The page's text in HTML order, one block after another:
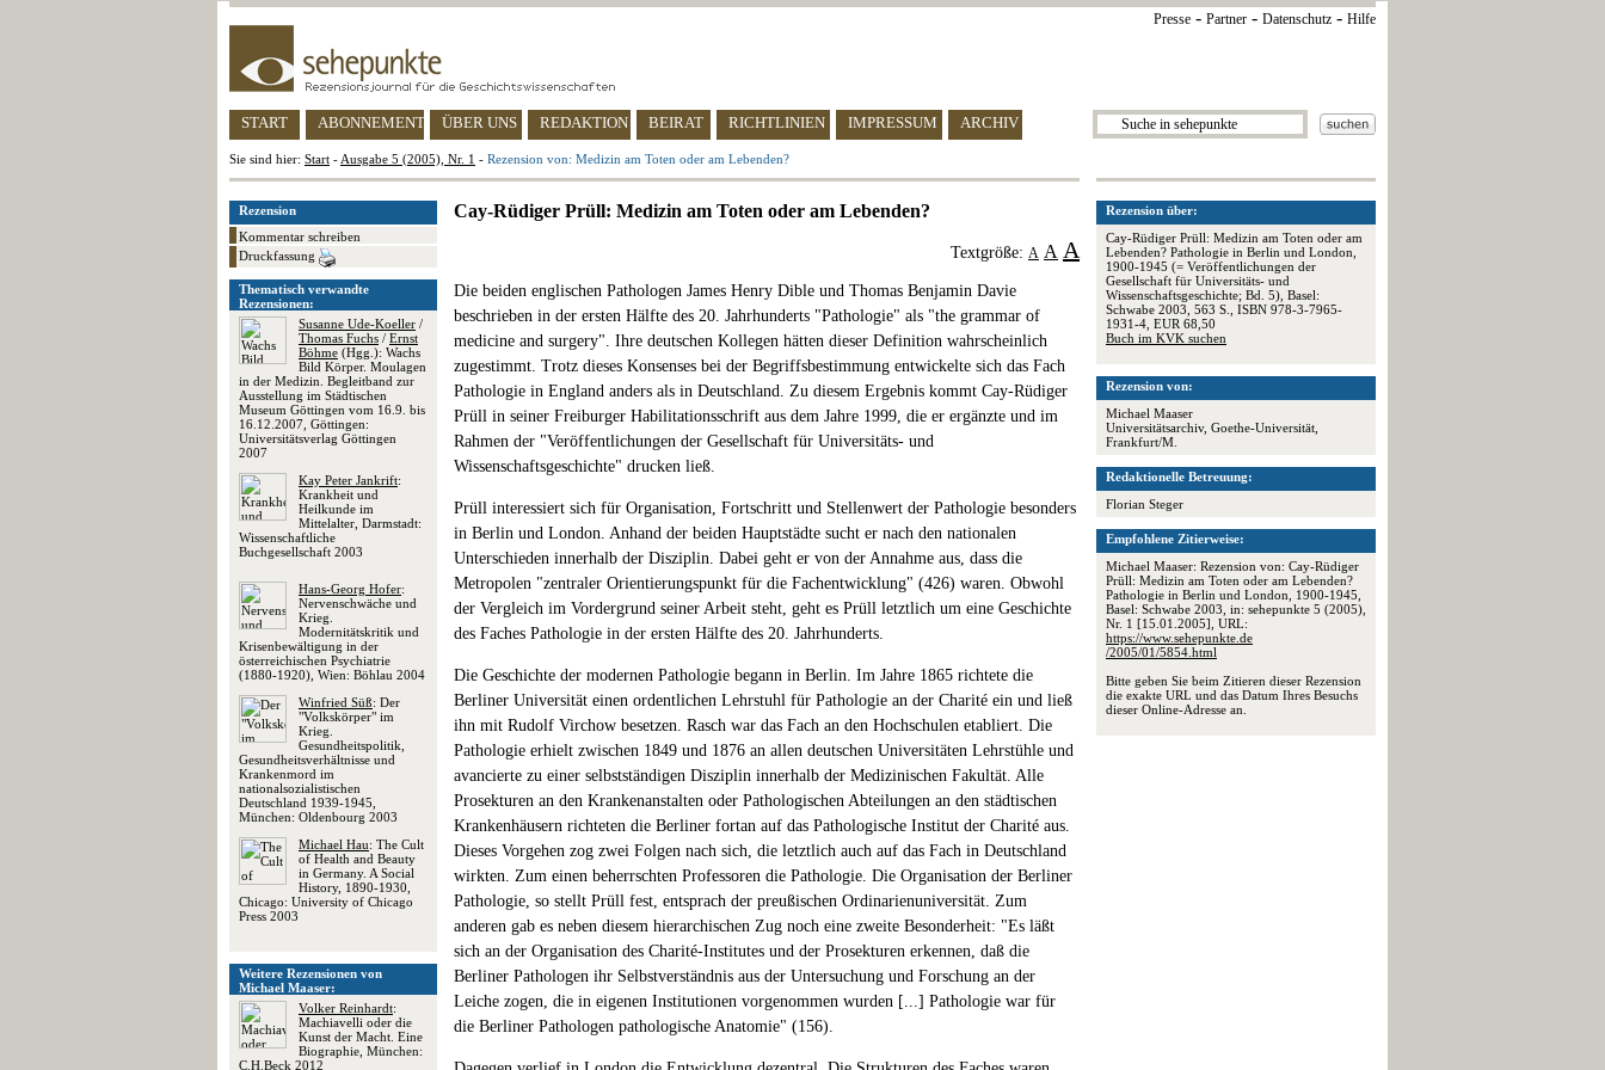
Presse - Partner - Datenschutz - Hilfe
START ABONNEMENT ÜBER UNS REDAKTION BEIRAT RICHTLINIEN IMPRESSUM ARCHIV
Sie sind hier: Start - Ausgabe 5 (2005), Nr. 1 - Rezension von: Medizin am Toten oder am Lebenden?
Rezension über:
Cay-Rüdiger Prüll: Medizin am Toten oder am
Lebenden? Pathologie in Berlin und London,
1900-1945 (= Veröffentlichungen der
Gesellschaft für Universitäts- und
Wissenschaftsgeschichte; Bd. 5), Basel:
Schwabe 2003, 563 S., ISBN 978-3-7965-
1931-4, EUR 68,50
Buch im KVK suchen
Rezension von:
Michael Maaser
Universitätsarchiv, Goethe-Universität,
Frankfurt/M.
Redaktionelle Betreuung:
Florian Steger
Empfohlene Zitierweise:
Michael Maaser: Rezension von: Cay-Rüdiger
Prüll: Medizin am Toten oder am Lebenden?
Pathologie in Berlin und London, 1900-1945,
Basel: Schwabe 2003, in: sehepunkte 5 (2005),
Nr. 1 [15.01.2005], URL:
https://www.sehepunkte.de
/2005/01/5854.html
Bitte geben Sie beim Zitieren dieser Rezension
die exakte URL und das Datum Ihres Besuchs
dieser Online-Adresse an.
Rezension
Kommentar schreiben
Druckfassung
Thematisch verwandte
Rezensionen:
Susanne Ude-Koeller /
Thomas Fuchs / Ernst
Böhme (Hgg.): Wachs
Bild Körper. Moulagen
in der Medizin. Begleitband zur
Ausstellung im Städtischen
Museum Göttingen vom 16.9. bis
16.12.2007, Göttingen:
Universitätsverlag Göttingen
2007
Kay Peter Jankrift:
Krankheit und
Heilkunde im
Mittelalter, Darmstadt:
Wissenschaftliche
Buchgesellschaft 2003
Hans-Georg Hofer:
Nervenschwäche und
Krieg.
Modernitätskritik und
Krisenbewältigung in der
österreichischen Psychiatrie
(1880-1920), Wien: Böhlau 2004
Winfried Süß: Der
"Volkskörper" im
Krieg.
Gesundheitspolitik,
Gesundheitsverhältnisse und
Krankenmord im
nationalsozialistischen
Deutschland 1939-1945,
München: Oldenbourg 2003
Michael Hau: The Cult
of Health and Beauty
in Germany. A Social
History, 1890-1930,
Chicago: University of Chicago
Press 2003
Weitere Rezensionen von
Michael Maaser:
Volker Reinhardt:
Machiavelli oder die
Kunst der Macht. Eine
Biographie, München:
C.H.Beck 2012
Cay-Rüdiger Prüll: Medizin am Toten oder am Lebenden?
Textgröße: A A A
Die beiden englischen Pathologen James Henry Dible und Thomas Benjamin Davie
beschrieben in der ersten Hälfte des 20. Jahrhunderts "Pathologie" als "the grammar of
medicine and surgery". Ihre deutschen Kollegen hätten dieser Definition wahrscheinlich
zugestimmt. Trotz dieses Konsenses bei der Begriffsbestimmung entwickelte sich das Fach
Pathologie in England anders als in Deutschland. Zu diesem Ergebnis kommt Cay-Rüdiger
Prüll in seiner Freiburger Habilitationsschrift aus dem Jahre 1999, die er ergänzte und im
Rahmen der "Veröffentlichungen der Gesellschaft für Universitäts- und
Wissenschaftsgeschichte" drucken ließ.
Prüll interessiert sich für Organisation, Fortschritt und Stellenwert der Pathologie besonders
in Berlin und London. Anhand der beiden Hauptstädte sucht er nach den nationalen
Unterschieden innerhalb der Disziplin. Dabei geht er von der Annahme aus, dass die
Metropolen "zentraler Orientierungspunkt für die Fachentwicklung" (426) waren. Obwohl
der Vergleich im Vordergrund seiner Arbeit steht, geht es Prüll letztlich um eine Geschichte
des Faches Pathologie in der ersten Hälfte des 20. Jahrhunderts.
Die Geschichte der modernen Pathologie begann in Berlin. Im Jahre 1865 richtete die
Berliner Universität einen ordentlichen Lehrstuhl für Pathologie an der Charité ein und ließ
ihn mit Rudolf Virchow besetzen. Rasch war das Fach an den Hochschulen etabliert. Die
Pathologie erhielt zwischen 1849 und 1876 an allen deutschen Universitäten Lehrstühle und
avancierte zu einer selbstständigen Disziplin innerhalb der Medizinischen Fakultät. Alle
Prosekturen an den Krankenanstalten oder Pathologischen Abteilungen an den städtischen
Krankenhäusern richteten die Berliner fortan auf das Pathologische Institut der Charité aus.
Dieses Vorgehen zog zwei Folgen nach sich, die letztlich auch auf das Fach in Deutschland
wirkten. Zum einen beherrschten Professoren die Pathologie. Die Organisation der Berliner
Pathologie, so stellt Prüll fest, entsprach der preußischen Ordinarienuniversität. Zum
anderen gab es neben diesem hierarchischen Zug noch eine zweite Besonderheit: "Es läßt
sich an der Organisation des Charité-Institutes und der Prosekturen erkennen, daß die
Berliner Pathologen ihr Selbstverständnis aus der Untersuchung und Forschung an der
Leiche zogen, die in eigenen Institutionen vorgenommen wurden [...] Pathologie war für
die Berliner Pathologen pathologische Anatomie" (156).